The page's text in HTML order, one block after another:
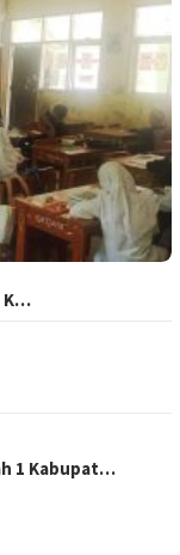
K…
1 Kabupat…